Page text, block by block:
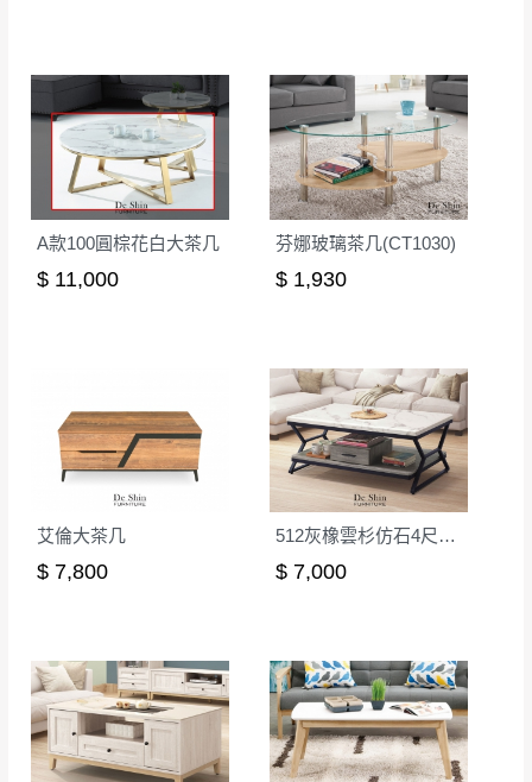
A款100圓棕花白大茶几
$ 11,000
芬娜玻璃茶几(CT1030)
$ 1,930
艾倫大茶几
$ 7,800
512灰橡雲杉仿石4尺大茶几
$ 7,000